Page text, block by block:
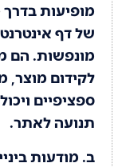
מופיעות
של דף
מונפשות. הם
לקידום מוצר,
ספציפיים
תנועה לאתר.
ב. מודעות